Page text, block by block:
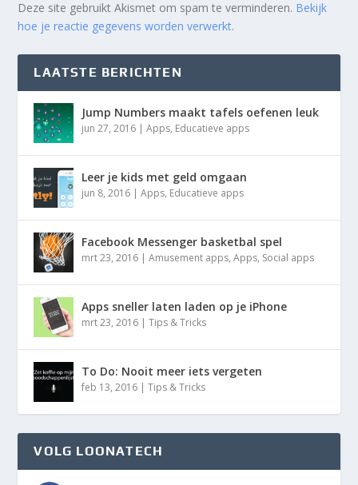
Deze site gebruikt Akismet om spam te verminderen. Bekijk
hoe je reactie gegevens worden verwerkt.
LAATSTE BERICHTEN
Jump Numbers maakt tafels oefenen leuk
jun 27, 2016 |Apps, Educatieve apps
Leer je kids met geld omgaan
jun 8, 2016 |Apps, Educatieve apps
Facebook Messenger basketbal spel
mrt 23, 2016 |Amusement apps,Apps, Social apps
Apps sneller laten laden op je iPhone
mrt 23, 2016 |Tips & Tricks
To Do: Nooit meer iets vergeten
feb 13, 2016 |Tips & Tricks
VOLG LOONATECH